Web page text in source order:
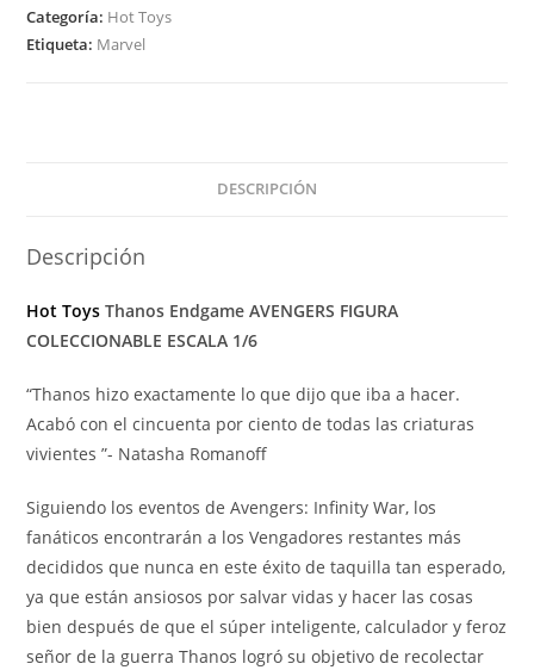
Categoría: Hot Toys
Etiqueta: Marvel
DESCRIPCIÓN
Descripción
Hot Toys Thanos Endgame AVENGERS FIGURA
COLECCIONABLE ESCALA 1/6
“Thanos hizo exactamente lo que dijo que iba a hacer.
Acabó con el cincuenta por ciento de todas las criaturas
vivientes ”- Natasha Romanoff
Siguiendo los eventos de Avengers: Infinity War, los
fanáticos encontrarán a los Vengadores restantes más
decididos que nunca en este éxito de taquilla tan esperado,
ya que están ansiosos por salvar vidas y hacer las cosas
bien después de que el súper inteligente, calculador y feroz
señor de la guerra Thanos logró su objetivo de recolectar